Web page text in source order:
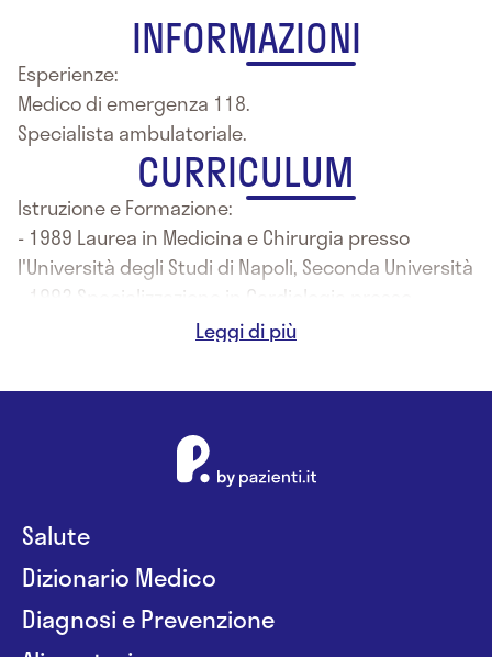
INFORMAZIONI
Esperienze:
Medico di emergenza 118.
Specialista ambulatoriale.
CURRICULUM
Istruzione e Formazione:
- 1989 Laurea in Medicina e Chirurgia presso
l'Università degli Studi di Napoli, Seconda Università
- 1993 Specializzazione in Cardiologia presso
l'Università degli Studi di Napoli, Seconda Università
Salute
Dizionario Medico
Diagnosi e Prevenzione